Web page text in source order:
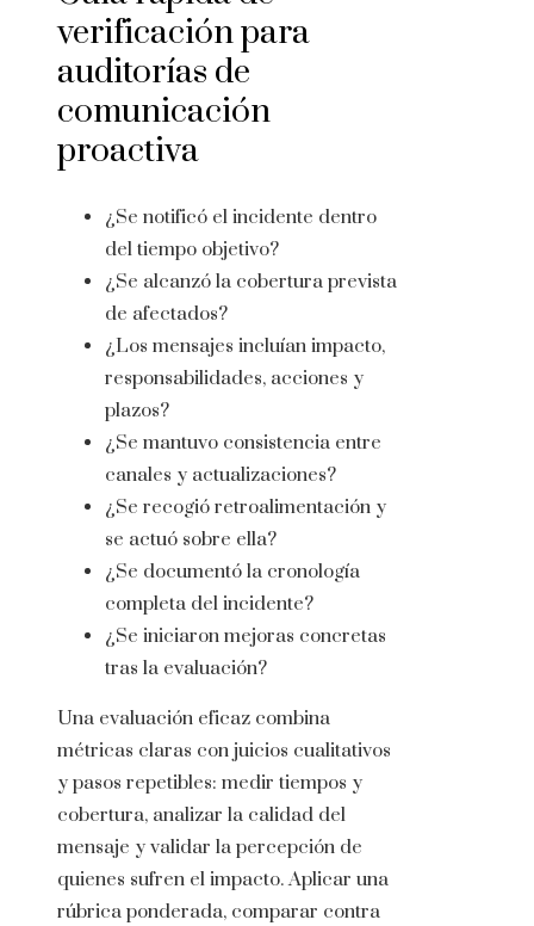
verificación para
auditorías de
comunicación
proactiva
¿Se notificó el incidente dentro
del tiempo objetivo?
¿Se alcanzó la cobertura prevista
de afectados?
¿Los mensajes incluían impacto,
responsabilidades, acciones y
plazos?
¿Se mantuvo consistencia entre
canales y actualizaciones?
¿Se recogió retroalimentación y
se actuó sobre ella?
¿Se documentó la cronología
completa del incidente?
¿Se iniciaron mejoras concretas
tras la evaluación?
Una evaluación eficaz combina
métricas claras con juicios cualitativos
y pasos repetibles: medir tiempos y
cobertura, analizar la calidad del
mensaje y validar la percepción de
quienes sufren el impacto. Aplicar una
rúbrica ponderada, comparar contra